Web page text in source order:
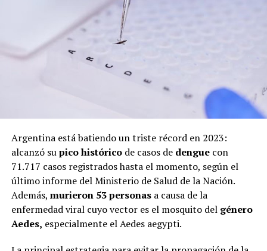
Argentina está batiendo un triste récord en 2023:
alcanzó supico históricode casos de denguecon
71.717 casos registrados hasta el momento, según el
último informe del Ministerio de Salud de la Nación.
Además, murieron 53 personas a causa de la
enfermedad viral cuyo vector es el mosquito del género
Aedes, especialmente el Aedes aegypti.